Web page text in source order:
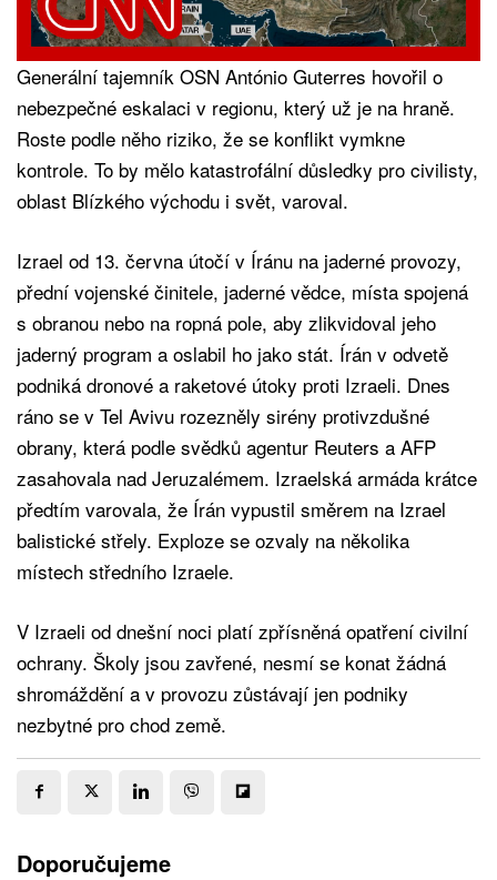
Generální tajemník OSN António Guterres hovořil o
nebezpečné eskalaci v regionu, který už je na hraně.
Roste podle něho riziko, že se konflikt vymkne
kontrole. To by mělo katastrofální důsledky pro civilisty,
oblast Blízkého východu i svět, varoval.
Izrael od 13. června útočí v Íránu na jaderné provozy,
přední vojenské činitele, jaderné vědce, místa spojená
s obranou nebo na ropná pole, aby zlikvidoval jeho
jaderný program a oslabil ho jako stát. Írán v odvetě
podniká dronové a raketové útoky proti Izraeli. Dnes
ráno se v Tel Avivu rozezněly sirény protivzdušné
obrany, která podle svědků agentur Reuters a AFP
zasahovala nad Jeruzalémem. Izraelská armáda krátce
předtím varovala, že Írán vypustil směrem na Izrael
balistické střely. Exploze se ozvaly na několika
místech středního Izraele.
V Izraeli od dnešní noci platí zpřísněná opatření civilní
ochrany. Školy jsou zavřené, nesmí se konat žádná
shromáždění a v provozu zůstávají jen podniky
nezbytné pro chod země.
Doporučujeme